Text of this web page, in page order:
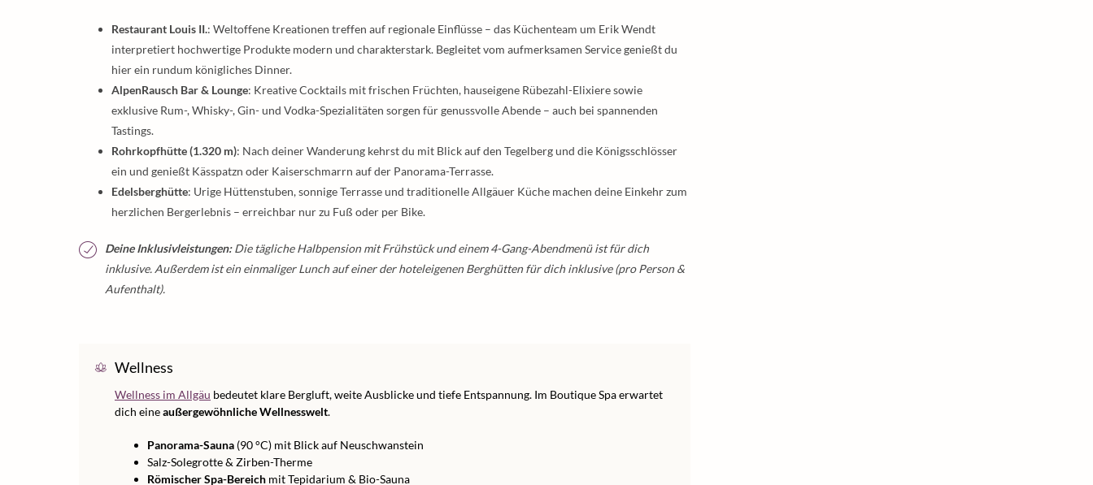
Restaurant Louis II.: Weltoffene Kreationen treffen auf regionale Einflüsse – das Küchenteam um Erik Wendt
interpretiert hochwertige Produkte modern und charakterstark. Begleitet vom aufmerksamen Service genießt du
hier ein rundum königliches Dinner.
AlpenRausch Bar & Lounge: Kreative Cocktails mit frischen Früchten, hauseigene Rübezahl-Elixiere sowie
exklusive Rum-, Whisky-, Gin- und Vodka-Spezialitäten sorgen für genussvolle Abende – auch bei spannenden
Tastings.
Rohrkopfhütte (1.320 m): Nach deiner Wanderung kehrst du mit Blick auf den Tegelberg und die Königsschlösser
ein und genießt Kässpatzn oder Kaiserschmarrn auf der Panorama-Terrasse.
Edelsberghütte: Urige Hüttenstuben, sonnige Terrasse und traditionelle Allgäuer Küche machen deine Einkehr zum
herzlichen Bergerlebnis – erreichbar nur zu Fuß oder per Bike.
Deine Inklusivleistungen:Die tägliche Halbpension mit Frühstück und einem 4-Gang-Abendmenü ist für dich
inklusive. Außerdem ist ein einmaliger Lunch auf einer der hoteleigenen Berghütten für dich inklusive (pro Person &
Aufenthalt).
Wellness
Wellness im Allgäu bedeutet klare Bergluft, weite Ausblicke und tiefe Entspannung. Im Boutique Spa erwartet
dich eineaußergewöhnliche Wellnesswelt.
Panorama-Sauna (90 °C) mit Blick auf Neuschwanstein
Salz-Solegrotte & Zirben-Therme
Römischer Spa-Bereich mit Tepidarium & Bio-Sauna